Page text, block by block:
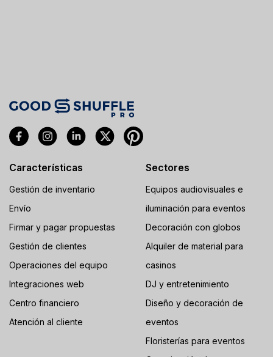
Características
Gestión de inventario
Envío
Firmar y pagar propuestas
Gestión de clientes
Operaciones del equipo
Integraciones web
Centro financiero
Atención al cliente
Sectores
Equipos audiovisuales e
iluminación para eventos
Decoración con globos
Alquiler de material para
casinos
DJ y entretenimiento
Diseño y decoración de
eventos
Floristerías para eventos